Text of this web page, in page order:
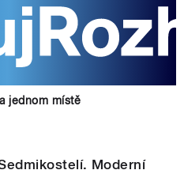
jednom místě
Moderní